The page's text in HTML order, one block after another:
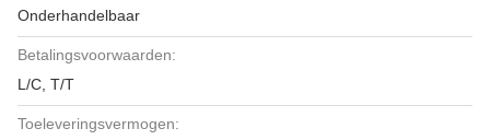
Onderhandelbaar
Betalingsvoorwaarden:
L/C, T/T
Toeleveringsvermogen: